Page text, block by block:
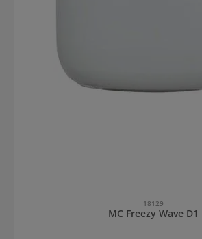
18129
MC Freezy Wave D1